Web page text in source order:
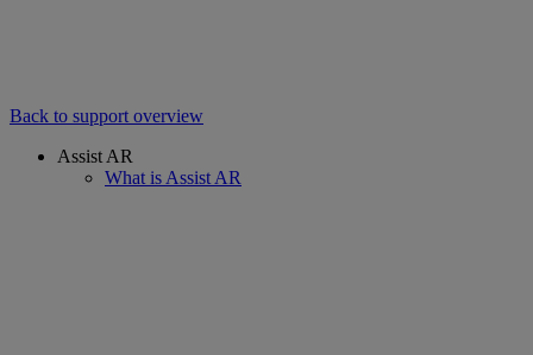
Back to support overview
Assist AR
What is Assist AR